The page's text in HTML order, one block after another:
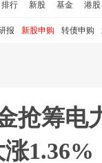
排行 新股 基金 港股
报 新股申购 转债申购
抢筹电